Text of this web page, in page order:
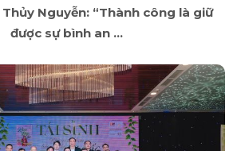
Thủy Nguyễn: “Thành công là giữ
được sự bình an ...